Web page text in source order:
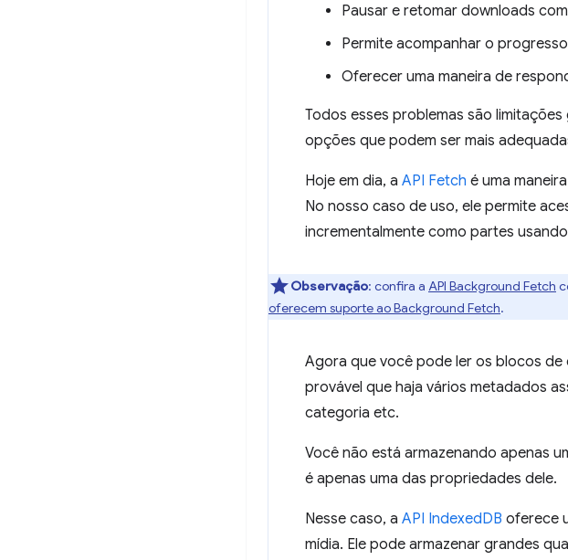
Pausar e retomar downloads
Permite acompanhar o
Oferecer uma maneira de
Todos esses problemas são
opções que podem ser mais
Hoje em dia, a API Fetch é uma
No nosso caso de uso, ele permite
incrementalmente como partes
Observação: confira a API Background Fetch
oferecem suporte ao Background Fetch.
Agora que você pode ler os blocos de
provável que haja vários metadados
categoria etc.
Você não está armazenando apenas
é apenas uma das propriedades dele.
Nesse caso, a API IndexedDB oferece
mídia. Ele pode armazenar grandes